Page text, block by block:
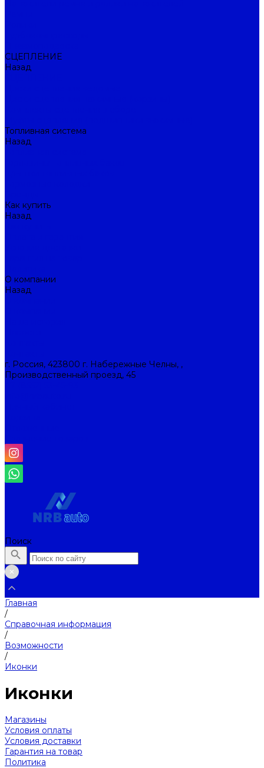
СЦЕПЛЕНИЕ
Назад
Топливная система
Назад
Как купить
Назад
О компании
Назад
г. Россия, 423800 г. Набережные Челны, ,
Производственный проезд, 45
Поиск
Главная
/
Справочная информация
/
Возможности
/
Иконки
Иконки
Магазины
Условия оплаты
Условия доставки
Гарантия на товар
Политика